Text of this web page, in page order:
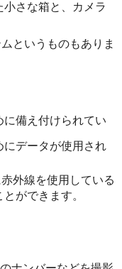
さな箱と、カメラ
というものもありま
備え付けられてい
データが使用され
外線を使用している
ができます。